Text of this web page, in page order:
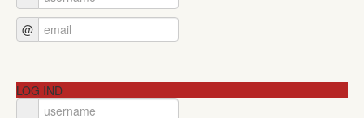
@
LOG IND